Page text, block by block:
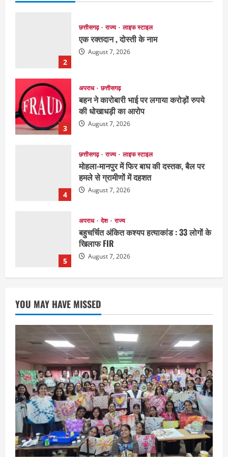
3
अपराध छत्तीसगढ़
बहन ने कारोबारी भाई पर लगाया करोड़ों रुपये
की धोखाधड़ी का आरोप
4
छत्तीसगढ़ राज्य
मोहला-मानपुर में फिर बाघ की दस्तक, बैल पर
हमले से ग्रामीणों में दहशत
August 7, 2026
5
अपराध देश राज्य
बहुचर्चित अंकित कश्यप हत्याकांड : 33 लोगों के
खिलाफ FIR
August 7, 2026
1
EDUCATION छत्तीसगढ़
मैक में इंटीरियर डिजाइन विभाग ने मनाया
राष्ट्रीय हथकरघा दिवस
August 7, 2026
2
एक रक्तदान , दोस्ती के नाम
3
अपराध छत्तीसगढ़
बहन ने कारोबारी भाई पर लगाया करोड़ों रुपये
की धोखाधड़ी का आरोप
August 7, 2026
छत्तीसगढ़ राज्य लाइफ स्टाइल
मोहला-मानपुर में फिर बाघ की दस्तक, बैल पर
हमले से ग्रामीणों में दहशत
YOU MAY HAVE MISSED